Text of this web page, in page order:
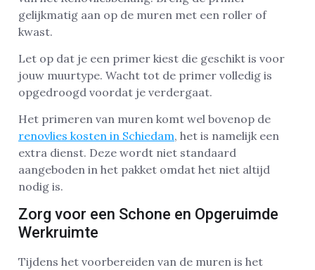
gelijkmatig aan op de muren met een roller of
kwast.
Let op dat je een primer kiest die geschikt is voor
jouw muurtype. Wacht tot de primer volledig is
opgedroogd voordat je verdergaat.
Het primeren van muren komt wel bovenop de
renovlies kosten in Schiedam, het is namelijk een
extra dienst. Deze wordt niet standaard
aangeboden in het pakket omdat het niet altijd
nodig is.
Zorg voor een Schone en Opgeruimde
Werkruimte
Tijdens het voorbereiden van de muren is het